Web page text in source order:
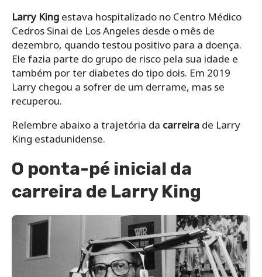
Larry King estava hospitalizado no Centro Médico
Cedros Sinai de Los Angeles desde o mês de
dezembro, quando testou positivo para a doença.
Ele fazia parte do grupo de risco pela sua idade e
também por ter diabetes do tipo dois. Em 2019
Larry chegou a sofrer de um derrame, mas se
recuperou.
Relembre abaixo a trajetória da carreira de Larry
King estadunidense.
O ponta-pé inicial da
carreira de Larry King